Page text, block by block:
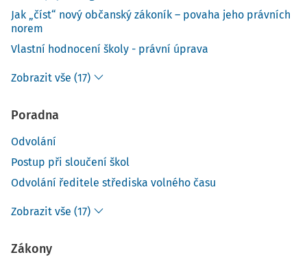
Jak „číst“ nový občanský zákoník – povaha jeho právních
norem
Vlastní hodnocení školy - právní úprava
Zobrazit vše (17)
Poradna
Odvolání
Postup při sloučení škol
Odvolání ředitele střediska volného času
Zobrazit vše (17)
Zákony